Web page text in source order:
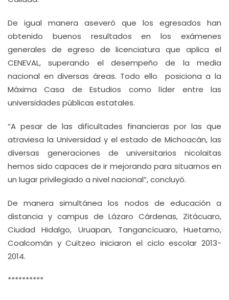
De igual manera aseveró que los egresados han
obtenido buenos resultados en los exámenes
generales de egreso de licenciatura que aplica el
CENEVAL, superando el desempeño de la media
nacional en diversas áreas. Todo ello posiciona a la
Máxima Casa de Estudios como líder entre las
universidades públicas estatales.
“A pesar de las dificultades financieras por las que
atraviesa la Universidad y el estado de Michoacán, las
diversas generaciones de universitarios nicolaitas
hemos sido capaces de ir mejorando para situarnos en
un lugar privilegiado a nivel nacional”, concluyó.
De manera simultánea los nodos de educación a
distancia y campus de Lázaro Cárdenas, Zitácuaro,
Ciudad Hidalgo, Uruapan, Tangancícuaro, Huetamo,
Coalcomán y Cuitzeo iniciaron el ciclo escolar 2013-
2014.
**********